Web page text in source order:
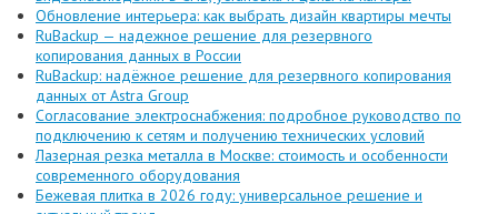
Обновление интерьера: как выбрать дизайн квартиры мечты
RuBackup — надежное решение для резервного
копирования данных в России
RuBackup: надёжное решение для резервного копирования
данных от Astra Group
Согласование электроснабжения: подробное руководство по
подключению к сетям и получению технических условий
Лазерная резка металла в Москве: стоимость и особенности
современного оборудования
Бежевая плитка в 2026 году: универсальное решение и